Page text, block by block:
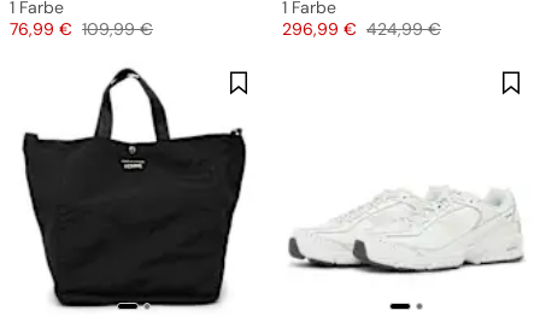
1 Farbe
Preis
76,99 € Originalpreis
109,99 €
1 Farbe
Preis
296,99 € Originalpreis
424,99 €